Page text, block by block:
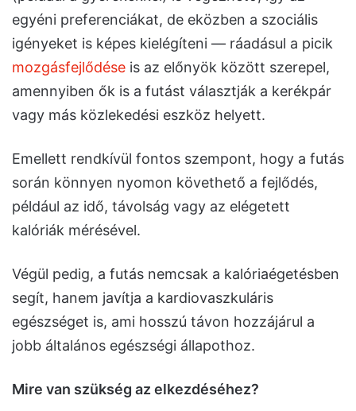
egyéni preferenciákat, de eközben a szociális
igényeket is képes kielégíteni — ráadásul a picik
mozgásfejlődése is az előnyök között szerepel,
amennyiben ők is a futást választják a kerékpár
vagy más közlekedési eszköz helyett.
Emellett rendkívül fontos szempont, hogy a futás
során könnyen nyomon követhető a fejlődés,
például az idő, távolság vagy az elégetett
kalóriák mérésével.
Végül pedig, a futás nemcsak a kalóriaégetésben
segít, hanem javítja a kardiovaszkuláris
egészséget is, ami hosszú távon hozzájárul a
jobb általános egészségi állapothoz.
Mire van szükség az elkezdéséhez?